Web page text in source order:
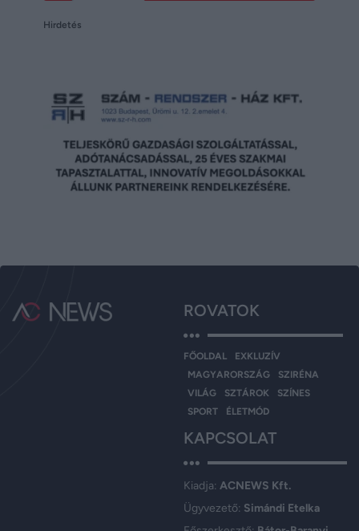
Hirdetés
ROVATOK
FŐOLDAL
EXKLUZÍV
MAGYARORSZÁG
SZIRÉNA
VILÁG
SZTÁROK
SZÍNES
SPORT
ÉLETMÓD
KAPCSOLAT
Kiadja: ACNEWS Kft.
Ügyvezető: Simándi Etelka